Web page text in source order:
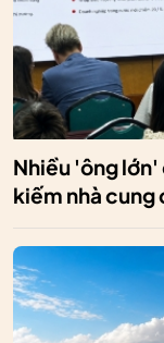
Nhiều 'ông lớn'
kiếm nhà cung